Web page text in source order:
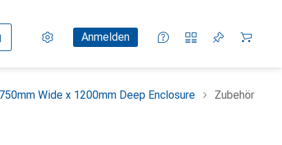
Einstellungen
KundenkontoAnmelden
Vergleichslisten
Merklisten
Warenkorb
Wide x 1200mm Deep Enclosure Zubehör